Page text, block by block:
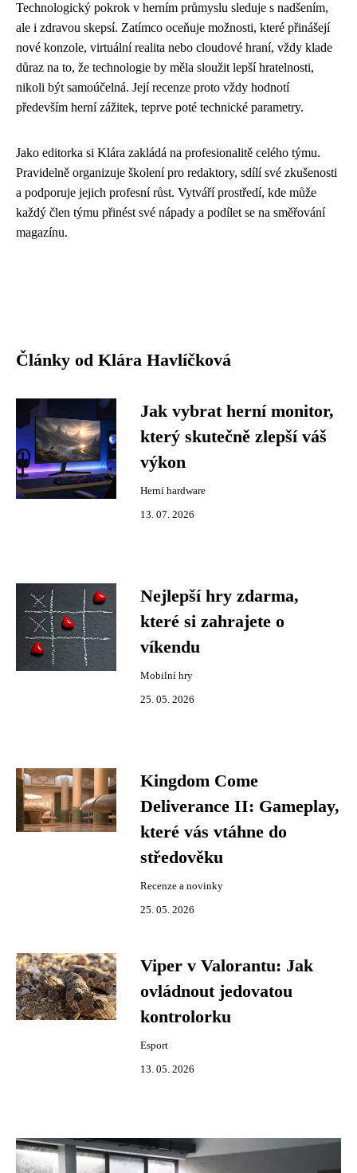
Technologický pokrok v herním průmyslu sleduje s nadšením,
ale i zdravou skepsí. Zatímco oceňuje možnosti, které přinášejí
nové konzole, virtuální realita nebo cloudové hraní, vždy klade
důraz na to, že technologie by měla sloužit lepší hratelnosti,
nikoli být samoúčelná. Její recenze proto vždy hodnotí
především herní zážitek, teprve poté technické parametry.
Jako editorka si Klára zakládá na profesionalitě celého týmu.
Pravidelně organizuje školení pro redaktory, sdílí své zkušenosti
a podporuje jejich profesní růst. Vytváří prostředí, kde může
každý člen týmu přinést své nápady a podílet se na směřování
magazínu.
Články od Klára Havlíčková
Jak vybrat herní monitor,
který skutečně zlepší váš
výkon
Herní hardware
13. 07. 2026
Nejlepší hry zdarma,
které si zahrajete o
víkendu
Mobilní hry
25. 05. 2026
Kingdom Come
Deliverance II: Gameplay,
které vás vtáhne do
středověku
Recenze a novinky
25. 05. 2026
Viper v Valorantu: Jak
ovládnout jedovatou
kontrolorku
Esport
13. 05. 2026